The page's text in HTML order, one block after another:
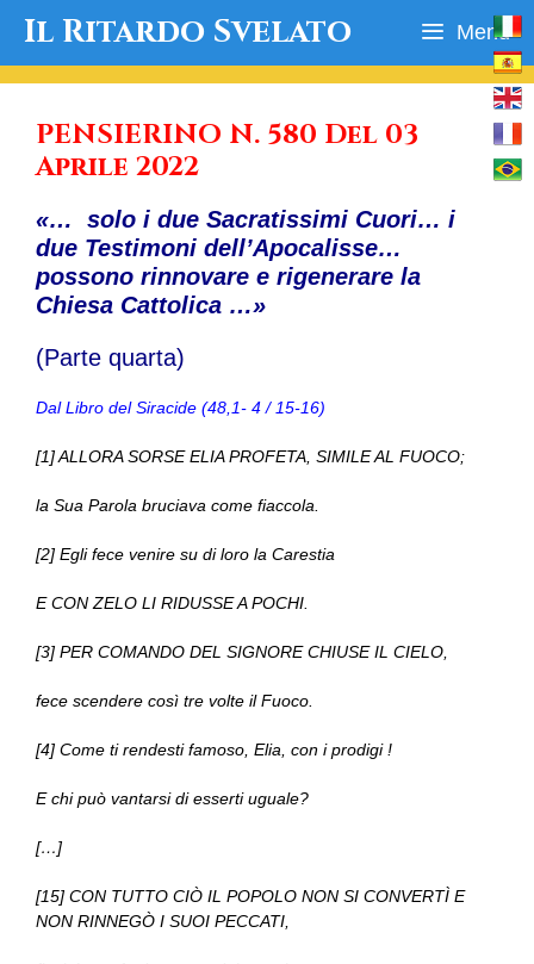
Il Ritardo Svelato Menu
PENSIERINO N. 580 Del 03
Aprile 2022
«… solo i due Sacratissimi Cuori… i
due Testimoni dell’Apocalisse…
possono rinnovare e rigenerare la
Chiesa Cattolica …»
(Parte quarta)
Dal Libro del Siracide (48,1- 4 / 15-16)
[1] ALLORA SORSE ELIA PROFETA, SIMILE AL FUOCO;
la Sua Parola bruciava come fiaccola.
[2] Egli fece venire su di loro la Carestia
E CON ZELO LI RIDUSSE A POCHI.
[3] PER COMANDO DEL SIGNORE CHIUSE IL CIELO,
fece scendere così tre volte il Fuoco.
[4] Come ti rendesti famoso, Elia, con i prodigi !
E chi può vantarsi di esserti uguale?
[…]
[15] CON TUTTO CIÒ IL POPOLO NON SI CONVERTÌ E
NON RINNEGÒ I SUOI PECCATI,